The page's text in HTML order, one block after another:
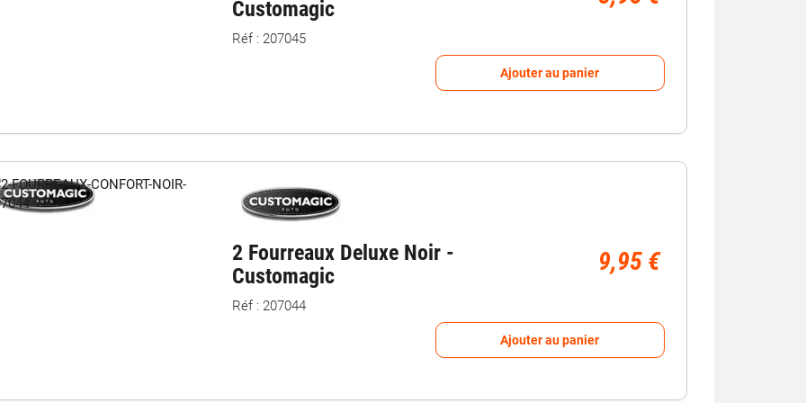
avec votre ceinture ;
votre équipement intérieur
volant voiture: améliorez la prise en main du volant.
de siège: protégez et personnalisez vos sièges.
intérieur voiture
: découvrez tous les accessoires pour améliorer votre confort.
votre ceinture de sécurité lors de tous vos trajets.
Customagic
Réf : 207045
Ajouter au panier
2 Fourreaux Deluxe Noir -
Customagic
9,95 €
Réf : 207044
Ajouter au panier